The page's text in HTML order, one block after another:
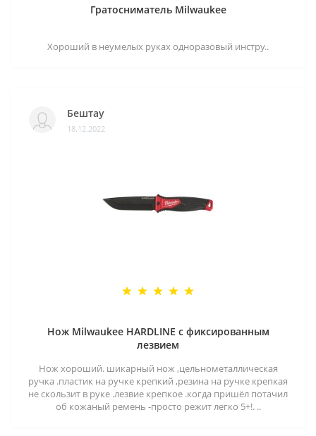
Гратосниматель Milwaukee
Хороший в неумелых руках одноразовый инстру..
Бештау
18.12.2022
Нож Milwaukee HARDLINE с фиксированным
лезвием
Нож хороший. шикарный нож ,цельнометаллическая
ручка .пластик на ручке крепкий ,резина на ручке крепкая
не скользит в руке .лезвие крепкое .когда пришёл потачил
об кожаный ремень -просто режит легко 5+!. ..